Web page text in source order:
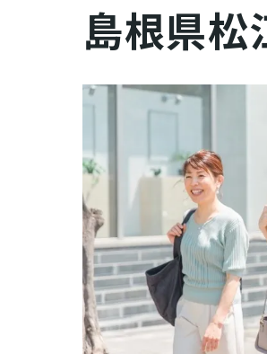
島根県松